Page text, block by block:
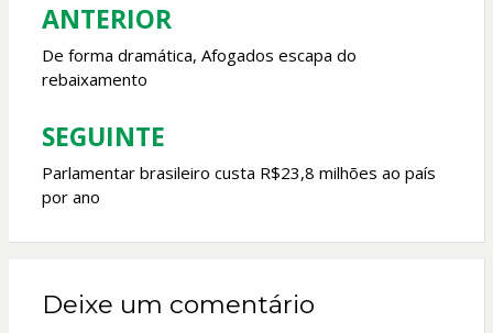
Navegação
de
Post
ANTERIOR
De forma dramática, Afogados escapa do
rebaixamento
SEGUINTE
Parlamentar brasileiro custa R$23,8 milhões ao país
por ano
Deixe um comentário